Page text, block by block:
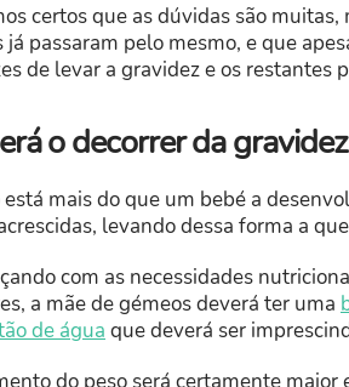
certos que as dúvidas são
já passaram pelo mesmo, e que
de levar a gravidez e os restantes
o decorrer da
está mais do que um bebé a
levando dessa forma a
com as necessidades
a mãe de gémeos deverá ter uma
de água que deverá ser
do peso será certamente